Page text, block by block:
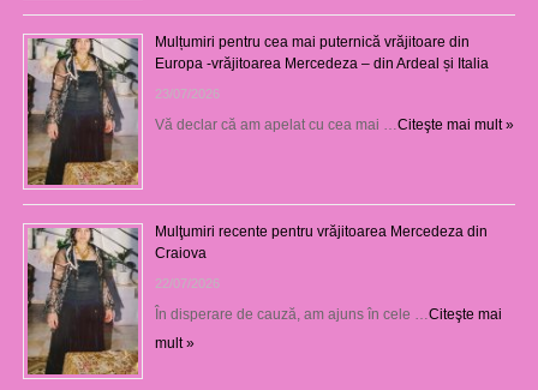
Mulțumiri pentru cea mai puternică vrăjitoare din
Europa -vrăjitoarea Mercedeza – din Ardeal și Italia
23/07/2026
Vă declar că am apelat cu cea mai … Citeşte mai mult »
Mulţumiri recente pentru vrăjitoarea Mercedeza din
Craiova
22/07/2026
În disperare de cauză, am ajuns în cele … Citeşte mai
mult »